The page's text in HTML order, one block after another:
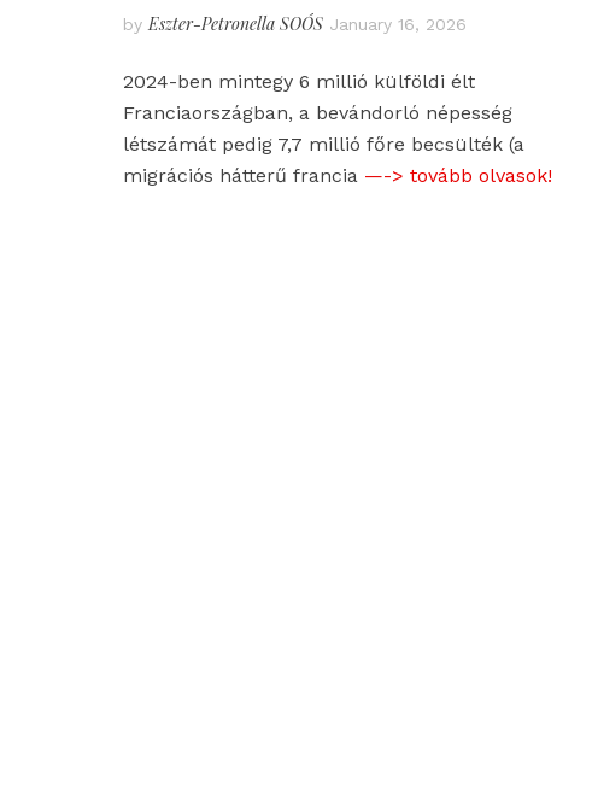
by Eszter-Petronella SOÓS January 16, 2026
2024-ben mintegy 6 millió külföldi élt
Franciaországban, a bevándorló népesség
létszámát pedig 7,7 millió főre becsülték (a
migrációs hátterű francia —-> tovább olvasok!